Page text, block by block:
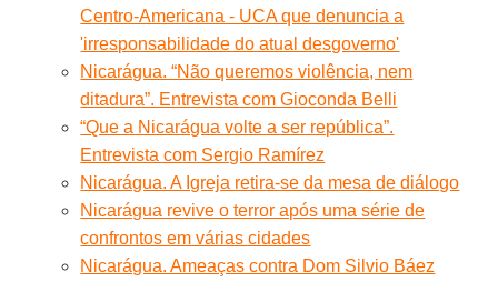
Centro-Americana - UCA que denuncia a
'irresponsabilidade do atual desgoverno'
Nicarágua. “Não queremos violência, nem
ditadura”. Entrevista com Gioconda Belli
“Que a Nicarágua volte a ser república”.
Entrevista com Sergio Ramírez
Nicarágua. A Igreja retira-se da mesa de diálogo
Nicarágua revive o terror após uma série de
confrontos em várias cidades
Nicarágua. Ameaças contra Dom Silvio Báez